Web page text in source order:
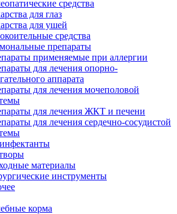
средства
для глаз
для ушей
средства
препараты
применяемые при аллергии
для лечения опорно-
аппарата
для лечения мочеполовой
для лечения ЖКТ и печени
для лечения сердечно-сосудистой
материалы
инструменты
корма